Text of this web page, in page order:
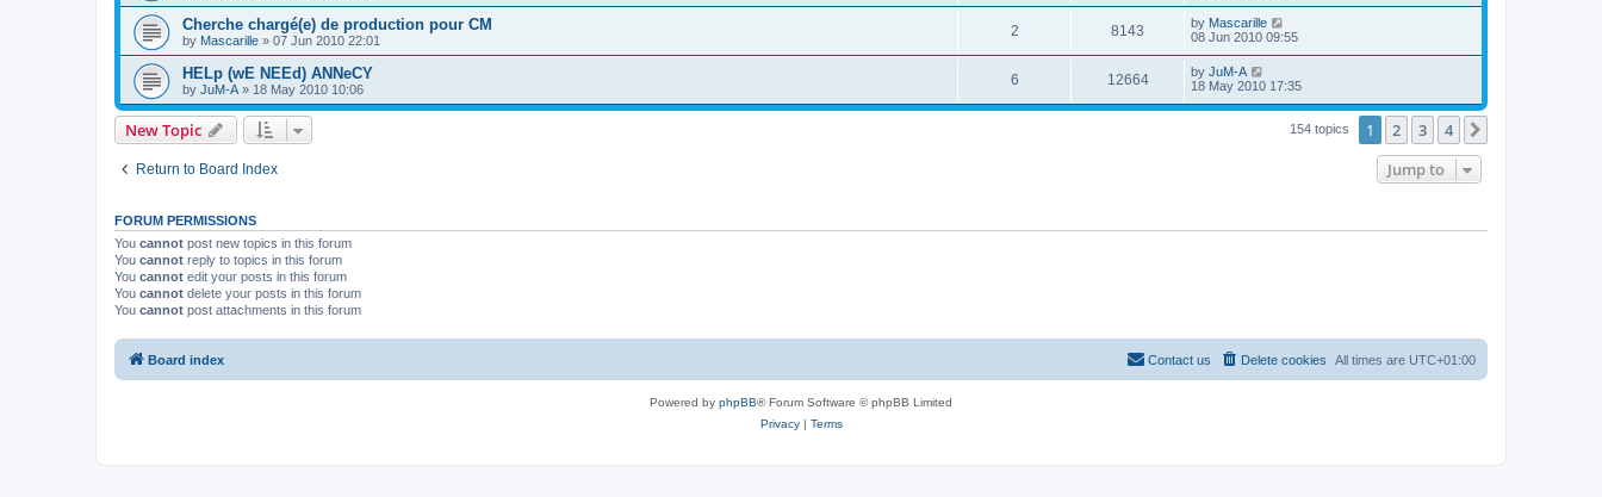
Cherche chargé(e) de production pour CM
by Mascarille » 07 Jun 2010 22:01
2 8143 by Mascarille
08 Jun 2010 09:55
HELp (wE NEEd) ANNeCY
by JuM-A » 18 May 2010 10:06
6 12664 by JuM-A
18 May 2010 17:35
New Topic 154 topics 1 2 3 4
Return to Board Index Jump to
FORUM PERMISSIONS
You cannot post new topics in this forum
You cannot reply to topics in this forum
You cannot edit your posts in this forum
You cannot delete your posts in this forum
You cannot post attachments in this forum
Board index All times are UTC+01:00
Delete cookies
Contact us
Powered by phpBB® Forum Software © phpBB Limited
Privacy| Terms